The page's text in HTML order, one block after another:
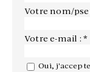
Votre nom/
Votre e-mail : *
Oui,